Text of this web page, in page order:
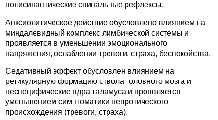
полисинаптические спинальные рефлексы.
Анксиолитическое действие обусловлено влиянием на
миндалевидный комплекс лимбической системы и
проявляется в уменьшении эмоционального
напряжения, ослаблении тревоги, страха, беспокойства.
Седативный эффект обусловлен влиянием на
ретикулярную формацию ствола головного мозга и
неспецифические ядра таламуса и проявляется
уменьшением симптоматики невротического
происхождения (тревоги, страха).